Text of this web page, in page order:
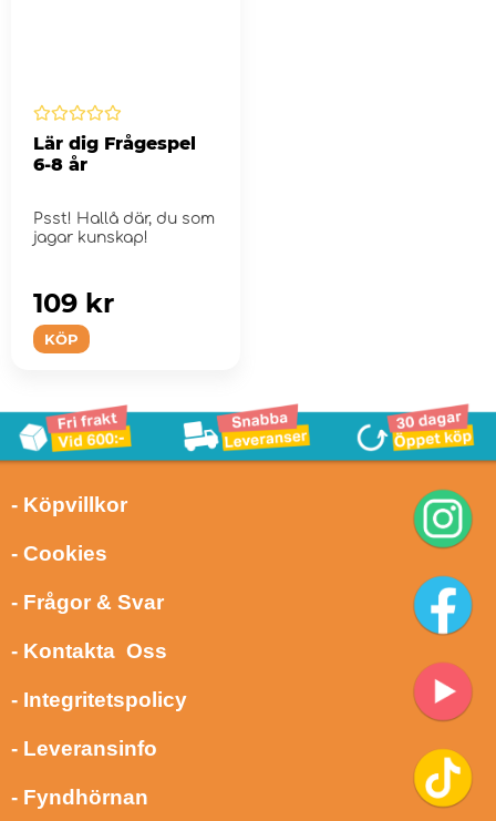
Lär dig Frågespel
6-8 år
Psst! Hallå där, du som
jagar kunskap!
KÖP
109 kr
- Köpvillkor
- Cookies
- Frågor & Svar
- Kontakta Oss
- Integritetspolicy
- Leveransinfo
- Fyndhörnan